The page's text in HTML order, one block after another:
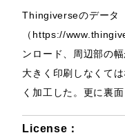
Thingiverseのデータ
（https://
ンロード、周辺部の
大きく印刷しなくて
く加工した。更に裏面
License：